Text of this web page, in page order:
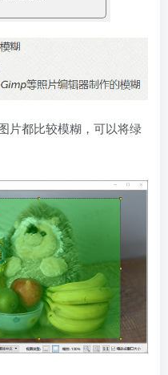
片都比较模糊，可以将绿